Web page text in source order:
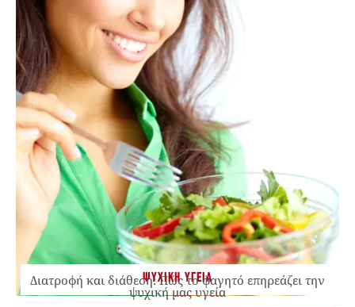
ΨΥΧΙΚΗ ΥΓΕΙΑ
Διατροφή και διάθεση: Πώς το φαγητό επηρεάζει την
ψυχική μας υγεία